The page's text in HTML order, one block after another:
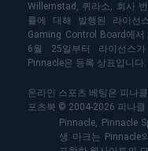
Willemstad, 퀴라소, 회사
률에 대해 발행된 라이선
Gaming Control Board에
6월 25일부터 라이선스
Pinnacle은 등록 상표입니다.
온라인 스포츠 베팅은 피나
포츠북 © 2004-2026 피나클
Pinnacle, Pinnacle
생 마크는 Pinnacle